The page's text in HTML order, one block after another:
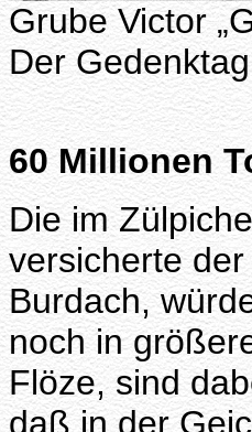
Grube Victor
Der
60 Millionen
Die im
versicherte
Burdach,
noch in
Flöze, sind
daß in der